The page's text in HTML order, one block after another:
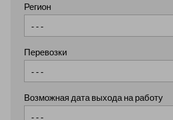
Регион
Перевозки
Возможная дата выхода на работу